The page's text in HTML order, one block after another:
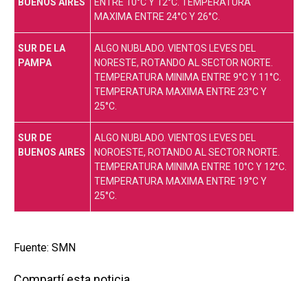
MAXIMA ENTRE 24°C Y 26°C.
SUR DE LA
PAMPA
ALGO NUBLADO. VIENTOS LEVES DEL
NORESTE, ROTANDO AL SECTOR NORTE.
TEMPERATURA MINIMA ENTRE 9°C Y 11°C.
TEMPERATURA MAXIMA ENTRE 23°C Y
25°C.
SUR DE
BUENOS AIRES
ALGO NUBLADO. VIENTOS LEVES DEL
NOROESTE, ROTANDO AL SECTOR NORTE.
TEMPERATURA MINIMA ENTRE 10°C Y 12°C.
TEMPERATURA MAXIMA ENTRE 19°C Y
25°C.
Fuente: SMN